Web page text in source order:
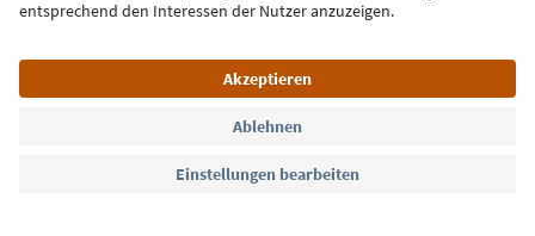
Jetzt anmelden